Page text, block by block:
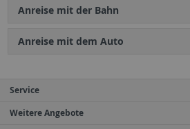
Anreise mit der Bahn
Anreise mit dem Auto
Service
Weitere Angebote